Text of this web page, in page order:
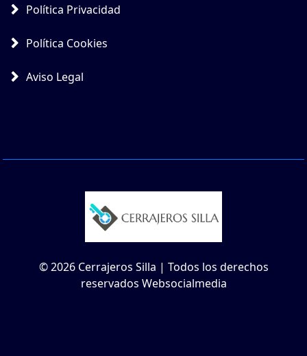
Política Privacidad
Política Cookies
Aviso Legal
© 2026 Cerrajeros Silla | Todos los derechos
reservados Websocialmedia